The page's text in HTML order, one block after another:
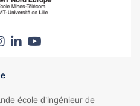
école d’ingénieur de